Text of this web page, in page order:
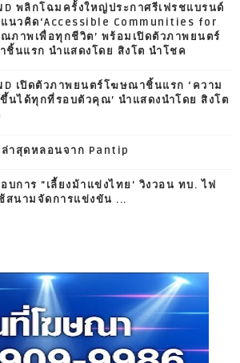
พลิกโฉมครั้งใหญ่ประกาศรีเฟรชแบรนด์
นวคิด‘Accessible Communities for
ภาพเพื่อทุกชีวิต’ พร้อมเปิดตัวภาพยนตร์
นแรก นำแสดงโดย สิงโต นำโชค
เปิดตัวภาพยนตร์โฆษณาชิ้นแรก ‘ความ
นได้ทุกที่รอบตัวคุณ’ นำแสดงนำโดย สิงโต
ล่าสุดหลอนจาก Pantip
บการ "เลี้ยงม้าแข่งไทย' วิงวอน ทบ. ไฟ
สนามจัดการแข่งขัน ...